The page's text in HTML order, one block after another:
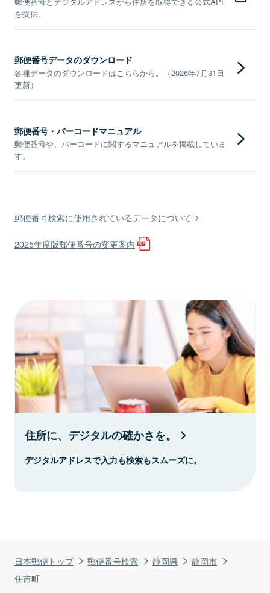
日本郵便トップ 郵便番号検索 静岡県
静岡市
住吉町
を提供。
郵便番号データのダウンロード
各種データのダウンロードはこちらから。（2026年7月31日
更新）
郵便番号・バーコードマニュアル
郵便番号や、バーコードに関するマニュアルを掲載していま
す。
郵便番号検索に使用されているデータについて
2025年度版郵便番号の変更案内
住所に、デジタルの確かさを。
デジタルアドレスで入力も検索もスムーズに。